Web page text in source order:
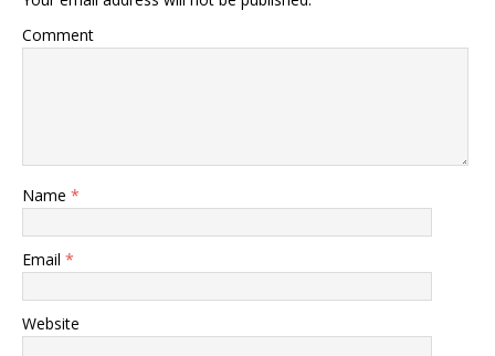
Comment
Name *
Email *
Website